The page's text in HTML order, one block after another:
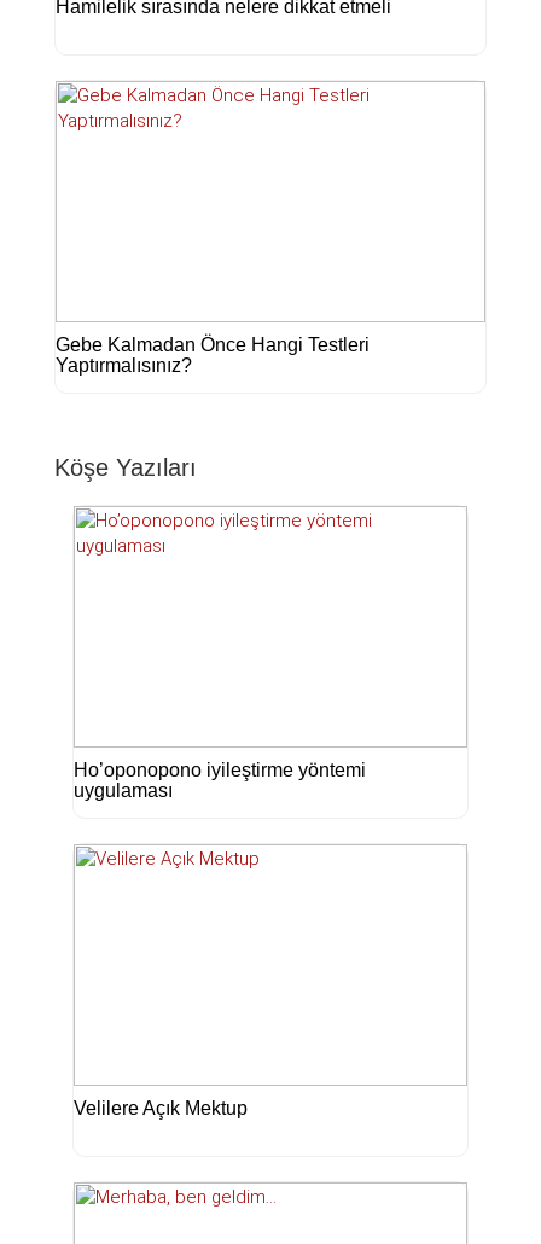
Hamilelik sırasında nelere dikkat etmeli
Gebe Kalmadan Önce Hangi Testleri
Yaptırmalısınız?
Köşe Yazıları
Ho’oponopono iyileştirme yöntemi
uygulaması
Velilere Açık Mektup